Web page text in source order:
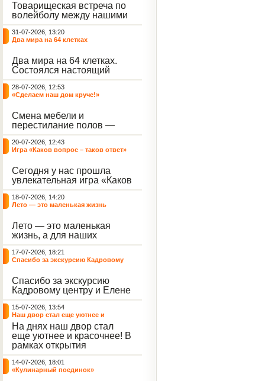
Товарищеская встреча по
волейболу между нашими
воспитанниками и
сельскими ребятами.
31-07-2026, 13:20
Два мира на 64 клетках
Два мира на 64 клетках.
Состоялся настоящий
интеллектуальный
праздник — турнир по
шахматам и шашкам.
небывалый ажиотаж среди
воспитанников, превратив
тихие залы центра в арену
напряжённых поединков,
громких аплодисментов и
жарких обсуждений.
28-07-2026, 12:53
«Сделаем наш дом круче!»
Смена мебели и
перестилание полов —
дело рук профессионалов.
А вот создание настоящего
домашнего уюта — задача
этой неделе ребята взяли
инициативу в свои руки и
устроили масштабную
генеральную уборку
жилого корпуса.
20-07-2026, 12:43
Игра «Каков вопрос – таков ответ»
Сегодня у нас прошла
увлекательная игра «Каков
вопрос – таков ответ»,
которая собрала самых
любознательных
игры выступил наш
воспитанник - Константин
Н., который по праву носит
звание самого читающего
и эрудированного
участника наших
мероприятий.
18-07-2026, 14:20
Лето — это маленькая жизнь
Лето — это маленькая
жизнь, а для наших
воспитанниц оно
наполнено открытиями. В
один из теплых дней мы
пластилин, книги и конечно
же телефоны, чтобы
отправиться на небольшую
цветочную охоту в
ближайший луг.
17-07-2026, 18:21
Спасибо за экскурсию Кадровому
Спасибо за экскурсию
Кадровому центру и Елене
Романовне за тёплую
встречу.
15-07-2026, 13:54
Наш двор стал еще уютнее и
красочнее!
На днях наш двор стал
еще уютнее и красочнее! В
рамках открытия
Социальной гостиной
нашего Центра, перед
воспитанниками была
14-07-2026, 18:01
«Кулинарный поединок»